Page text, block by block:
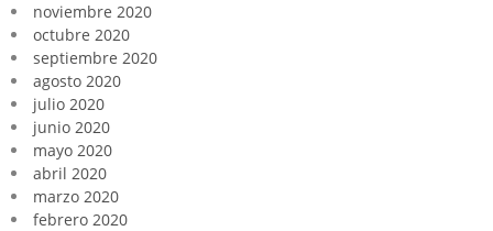
noviembre 2020
octubre 2020
septiembre 2020
agosto 2020
julio 2020
junio 2020
mayo 2020
abril 2020
marzo 2020
febrero 2020